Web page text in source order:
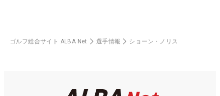
ゴルフ総合サイト ALBA Net 選手情報 ショーン・ノリス